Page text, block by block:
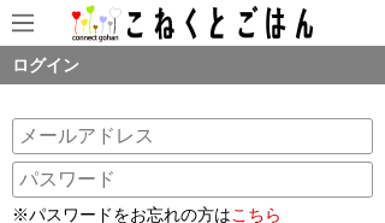
ログイン
※パスワードをお忘れの方はこちら